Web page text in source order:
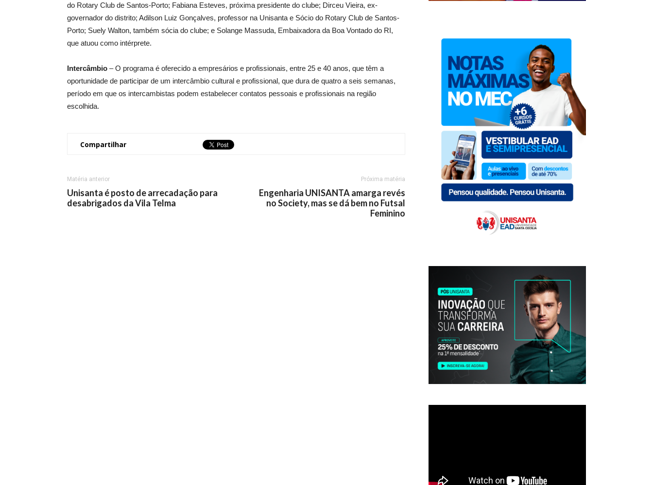
do Rotary Club de Santos-Porto; Fabiana Esteves, próxima presidente do clube; Dirceu Vieira, ex-
governador do distrito; Adilson Luiz Gonçalves, professor na Unisanta e Sócio do Rotary Club de Santos-
Porto; Suely Walton, também sócia do clube; e Solange Massuda, Embaixadora da Boa Vontado do RI,
que atuou como intérprete.
Intercâmbio – O programa é oferecido a empresários e profissionais, entre 25 e 40 anos, que têm a
oportunidade de participar de um intercâmbio cultural e profissional, que dura de quatro a seis semanas,
período em que os intercambistas podem estabelecer contatos pessoais e profissionais na região
escolhida.
Compartilhar
Matéria anterior
Unisanta é posto de arrecadação para
desabrigados da Vila Telma
Próxima matéria
Engenharia UNISANTA amarga revés
no Society, mas se dá bem no Futsal
Feminino